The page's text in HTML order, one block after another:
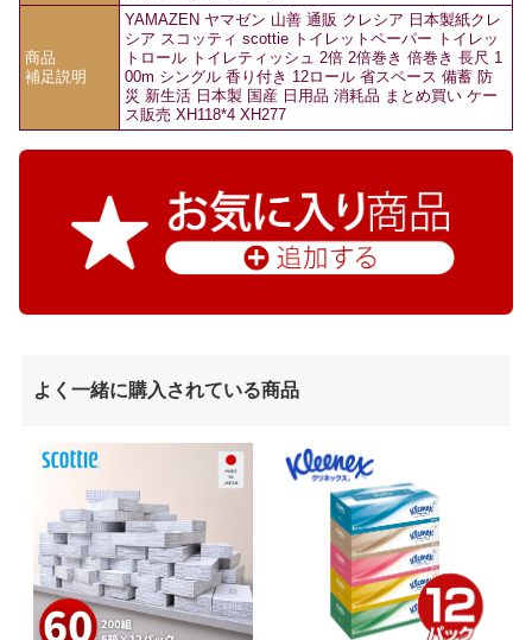
商品
補足説明
YAMAZEN ヤマゼン 山善 通販 クレシア 日本製紙クレ
シア スコッティ scottie トイレットペーパー トイレッ
トロール トイレティッシュ 2倍 2倍巻き 倍巻き 長尺 1
00m シングル 香り付き 12ロール 省スペース 備蓄 防
災 新生活 日本製 国産 日用品 消耗品 まとめ買い ケー
ス販売 XH118*4 XH277
よく一緒に購入されている商品